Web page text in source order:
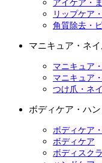
アイケア・
リップケア
角質除去・
マニキュア・ネ
マニキュア
マニキュア
つけ爪・ネ
ボディケア・ハ
ボディケア
ボディケア
ボディスク